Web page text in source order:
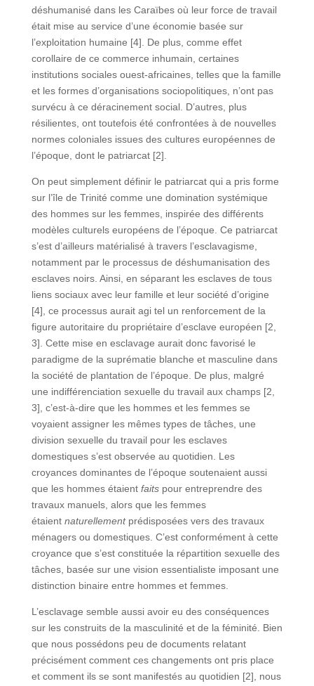
déshumanisé dans les Caraïbes où leur force de travail
était mise au service d’une économie basée sur
l’exploitation humaine [4]. De plus, comme effet
corollaire de ce commerce inhumain, certaines
institutions sociales ouest-africaines, telles que la famille
et les formes d’organisations sociopolitiques, n’ont pas
survécu à ce déracinement social. D’autres, plus
résilientes, ont toutefois été confrontées à de nouvelles
normes coloniales issues des cultures européennes de
l’époque, dont le patriarcat [2].
On peut simplement définir le patriarcat qui a pris forme
sur l’île de Trinité comme une domination systémique
des hommes sur les femmes, inspirée des différents
modèles culturels européens de l’époque. Ce patriarcat
s’est d’ailleurs matérialisé à travers l’esclavagisme,
notamment par le processus de déshumanisation des
esclaves noirs. Ainsi, en séparant les esclaves de tous
liens sociaux avec leur famille et leur société d’origine
[4], ce processus aurait agi tel un renforcement de la
figure autoritaire du propriétaire d’esclave européen [2,
3]. Cette mise en esclavage aurait donc favorisé le
paradigme de la suprématie blanche et masculine dans
la société de plantation de l’époque. De plus, malgré
une indifférenciation sexuelle du travail aux champs [2,
3], c’est-à-dire que les hommes et les femmes se
voyaient assigner les mêmes types de tâches, une
division sexuelle du travail pour les esclaves
domestiques s’est observée au quotidien. Les
croyances dominantes de l’époque soutenaient aussi
que les hommes étaient faitspour entreprendre des
travaux manuels, alors que les femmes
étaient naturellementprédisposées vers des travaux
ménagers ou domestiques. C’est conformément à cette
croyance que s’est constituée la répartition sexuelle des
tâches, basée sur une vision essentialiste imposant une
distinction binaire entre hommes et femmes.
L’esclavage semble aussi avoir eu des conséquences
sur les construits de la masculinité et de la féminité. Bien
que nous possédons peu de documents relatant
précisément comment ces changements ont pris place
et comment ils se sont manifestés au quotidien [2], nous